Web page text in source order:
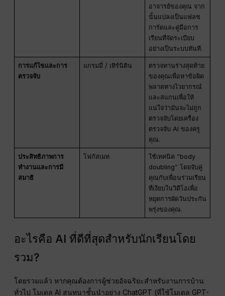
อาจารย์ของคุณ จาก
นั้นแปลงเป็นแฟลช
การ์ดและคู่มือการ
เรียนที่จัดระเบียบ
อย่างเป็นระบบทันที.
การแก้ไขและการ
ตรวจจับ
แกรมมี่ / เทิร์นิติน
ตรวจทานร่างสุดท้าย
ของคุณเพื่อหาข้อผิด
พลาดทางไวยากรณ์
และสแกนเพื่อให้
แน่ใจว่ามันจะไม่ถูก
ตรวจจับโดยเครื่อง
ตรวจจับ AI ของครู
คุณ.
ประสิทธิภาพการ
ทำงานและการมี
สมาธิ
โฟกัสเมท
ใช้เทคนิค “body
doubling” โดยจับคู่
คุณกับเพื่อนร่วมเรียน
ที่เงียบในวิดีโอเพื่อ
หยุดการผัดวันประกัน
พรุ่งของคุณ.
อะไรคือ AI ที่ดีที่สุดสำหรับนักเรียนโดย
รวม?
โดยรวมแล้ว หากคุณต้องการผู้ช่วยอัจฉริยะสำหรับงานการบ้าน
ทั่วไป โมเดล AI สนทนาชั้นนำอย่าง ChatGPT (ที่ใช้โมเดล GPT-